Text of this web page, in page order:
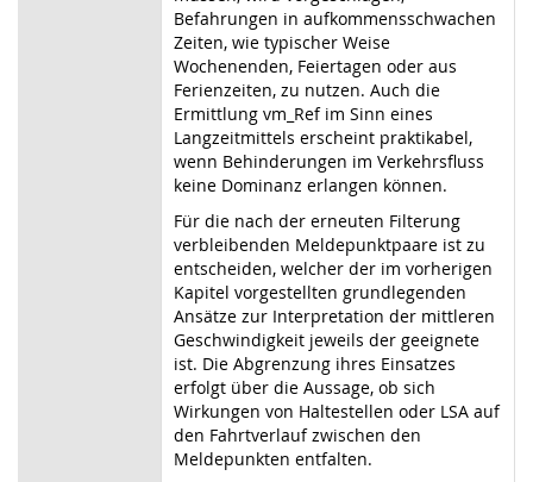
Befahrungen in aufkommensschwachen
Zeiten, wie typischer Weise
Wochenenden, Feiertagen oder aus
Ferienzeiten, zu nutzen. Auch die
Ermittlung vm_Ref im Sinn eines
Langzeitmittels erscheint praktikabel,
wenn Behinderungen im Verkehrsfluss
keine Dominanz erlangen können.
Für die nach der erneuten Filterung
verbleibenden Meldepunktpaare ist zu
entscheiden, welcher der im vorherigen
Kapitel vorgestellten grundlegenden
Ansätze zur Interpretation der mittleren
Geschwindigkeit jeweils der geeignete
ist. Die Abgrenzung ihres Einsatzes
erfolgt über die Aussage, ob sich
Wirkungen von Haltestellen oder LSA auf
den Fahrtverlauf zwischen den
Meldepunkten entfalten.